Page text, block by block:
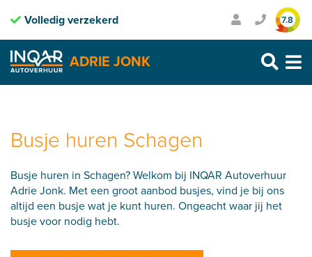
Volledig verzekerd
Inclusief pechhulp
Purmerend: 0299 – 469 999
Heerhugowaard: 072 – 30 33 666
Zaandam: 075 – 65 90 123
7.8
ADRIE JONK
Skip
Busje huren Schagen
Busje huren in Schagen? Welkom bij INQAR Autoverhuur
Adrie Jonk. Met een groot aanbod busjes, vind je bij ons
altijd een busje wat je kunt huren. Ongeacht waar jij het
busje voor nodig hebt.